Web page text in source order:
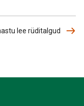
lee rüditalgud